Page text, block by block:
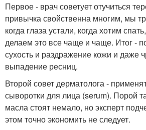
Первое - врач советует отучиться
привычка свойственна многим, мы
когда глаза устали, когда хотим
делаем это все чаще и чаще. Итог -
сухость и раздражение кожи и даже
выпадение ресниц.
Второй совет дерматолога -
сыворотки для лица (serum). Порой
масла стоят немало, но эксперт
этом точно экономить не следует.